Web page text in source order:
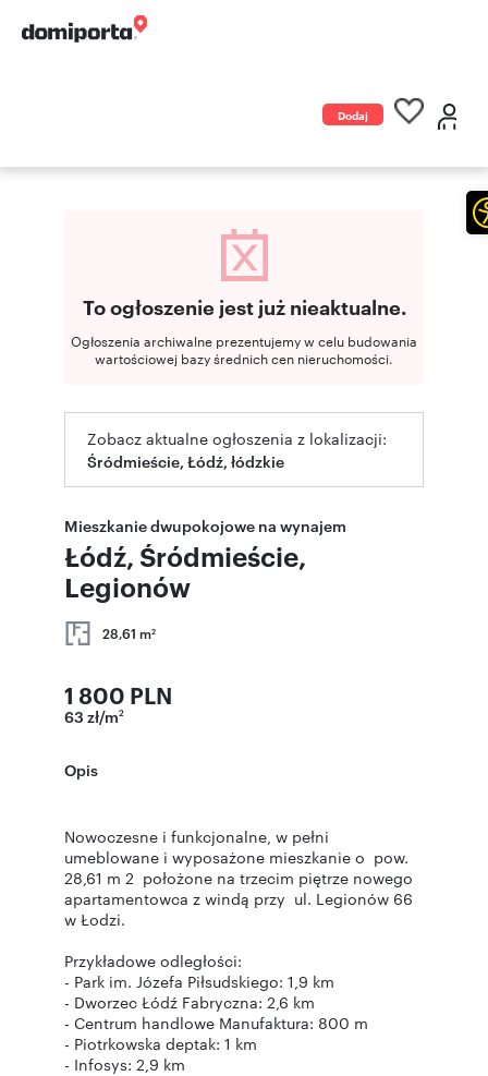
Dodaj
To ogłoszenie jest już nieaktualne.
Ogłoszenia archiwalne prezentujemy w celu budowania
wartościowej bazy średnich cen nieruchomości.
Zobacz aktualne ogłoszenia z lokalizacji:
Śródmieście, Łódź, łódzkie
Mieszkanie dwupokojowe na wynajem
Łódź, Śródmieście,
Legionów
28,61 m2
1 800 PLN
63 zł/m2
Opis
Nowoczesne i funkcjonalne, w pełni
umeblowane i wyposażone mieszkanie o pow.
28,61 m 2 położone na trzecim piętrze nowego
apartamentowca z windą przy ul. Legionów 66
w Łodzi.
Przykładowe odległości:
- Park im. Józefa Piłsudskiego: 1,9 km
- Dworzec Łódź Fabryczna: 2,6 km
- Centrum handlowe Manufaktura: 800 m
- Piotrkowska deptak: 1 km
- Infosys: 2,9 km